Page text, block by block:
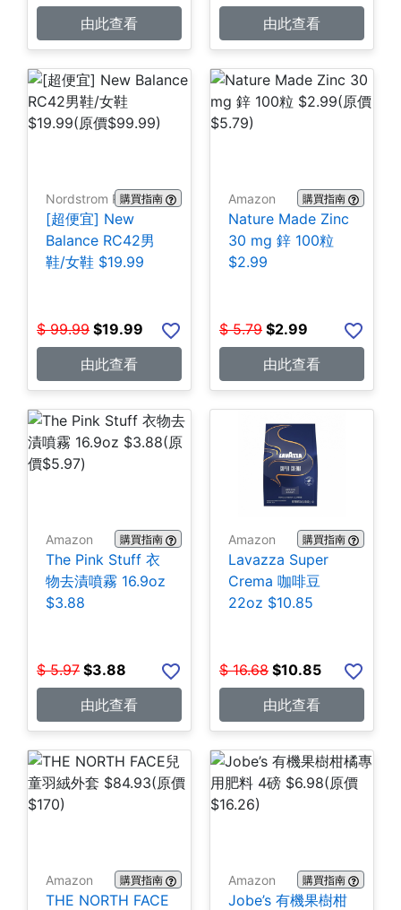
由此查看
由此查看
Nordstrom Rack購買指南
[超便宜] New
Balance RC42男
鞋/女鞋 $19.99
$ 99.99 $19.99
由此查看
Amazon 購買指南
Nature Made Zinc
30 mg 鋅 100粒
$2.99
$ 5.79 $2.99
由此查看
Amazon 購買指南
The Pink Stuff 衣
物去漬噴霧 16.9oz
$3.88
$ 5.97 $3.88
由此查看
Amazon 購買指南
Lavazza Super
Crema 咖啡豆
22oz $10.85
$ 16.68 $10.85
由此查看
Amazon 購買指南
THE NORTH FACE
Amazon 購買指南
Jobe’s 有機果樹柑